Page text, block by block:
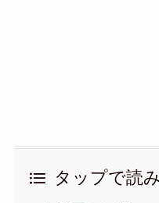
タップで読